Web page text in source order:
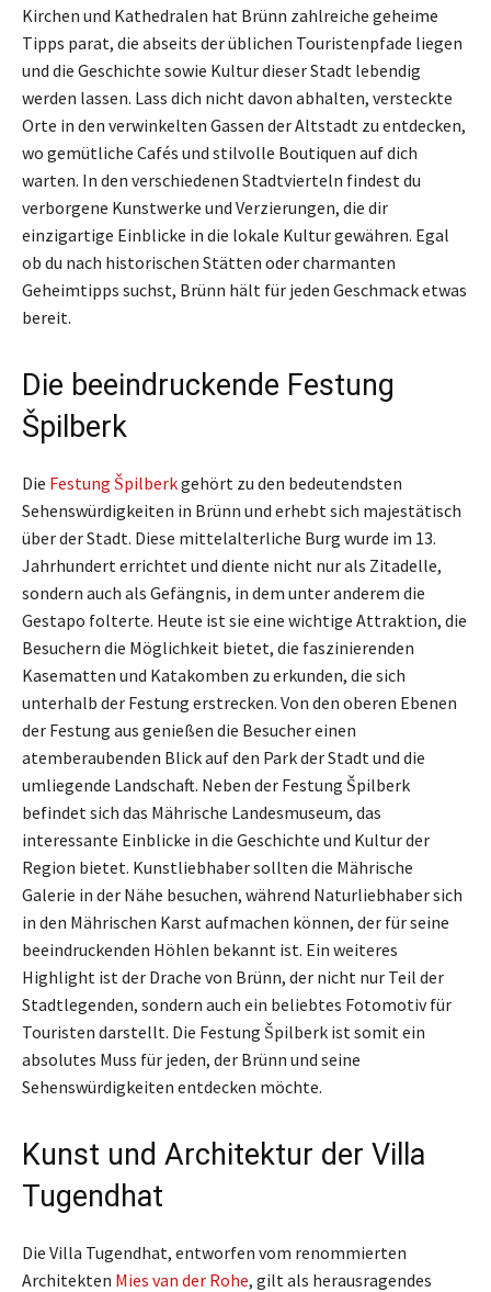
Kirchen und Kathedralen hat Brünn zahlreiche geheime
Tipps parat, die abseits der üblichen Touristenpfade liegen
und die Geschichte sowie Kultur dieser Stadt lebendig
werden lassen. Lass dich nicht davon abhalten, versteckte
Orte in den verwinkelten Gassen der Altstadt zu entdecken,
wo gemütliche Cafés und stilvolle Boutiquen auf dich
warten. In den verschiedenen Stadtvierteln findest du
verborgene Kunstwerke und Verzierungen, die dir
einzigartige Einblicke in die lokale Kultur gewähren. Egal
ob du nach historischen Stätten oder charmanten
Geheimtipps suchst, Brünn hält für jeden Geschmack etwas
bereit.
Die beeindruckende Festung
Špilberk
Die Festung Špilberkgehört zu den bedeutendsten
Sehenswürdigkeiten in Brünn und erhebt sich majestätisch
über der Stadt. Diese mittelalterliche Burg wurde im 13.
Jahrhundert errichtet und diente nicht nur als Zitadelle,
sondern auch als Gefängnis, in dem unter anderem die
Gestapo folterte. Heute ist sie eine wichtige Attraktion, die
Besuchern die Möglichkeit bietet, die faszinierenden
Kasematten und Katakomben zu erkunden, die sich
unterhalb der Festung erstrecken. Von den oberen Ebenen
der Festung aus genießen die Besucher einen
atemberaubenden Blick auf den Park der Stadt und die
umliegende Landschaft. Neben der Festung Špilberk
befindet sich das Mährische Landesmuseum, das
interessante Einblicke in die Geschichte und Kultur der
Region bietet. Kunstliebhaber sollten die Mährische
Galerie in der Nähe besuchen, während Naturliebhaber sich
in den Mährischen Karst aufmachen können, der für seine
beeindruckenden Höhlen bekannt ist. Ein weiteres
Highlight ist der Drache von Brünn, der nicht nur Teil der
Stadtlegenden, sondern auch ein beliebtes Fotomotiv für
Touristen darstellt. Die Festung Špilberk ist somit ein
absolutes Muss für jeden, der Brünn und seine
Sehenswürdigkeiten entdecken möchte.
Kunst und Architektur der Villa
Tugendhat
Die Villa Tugendhat, entworfen vom renommierten
Architekten Mies van der Rohe, gilt als herausragendes